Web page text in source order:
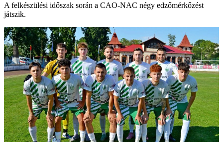
A felkészülési időszak során a CAO-NAC négy edzőmérkőzést
játszik.